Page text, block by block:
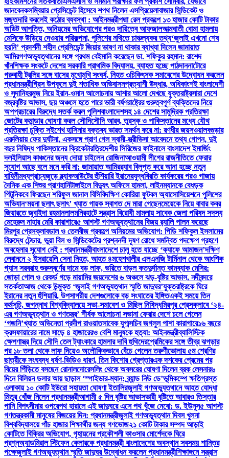
জানবেনকলম্বিয়ার প্রেসিডেন্ট হিসেবে শপথ নিলেন এসপ্রিয়েলাবাজার সিন্ডিকেট ও
মজুতদারি করলেই কঠোর ব্যবস্থা : আইনমন্ত্রীপদ্মা রেল প্রকল্পে ১৩ হাজার কোটি টাকার
অডিট আপত্তি, অনিয়মের অভিযোগের পরও দায়িত্বে আফজালআত্মঘাতী বোমা হামলায়
মেসিকে উড়িয়ে দেওয়ার পরিকল্পনা, পুলিশের নথিতে চাঞ্চল্যকর তথ্য‘জুলাই এখনো শেষ
হয়নি’ প্রদর্শনী শহীদ প্রেসিডেন্ট জিয়ার ভাষণ না থাকার ব্যাখ্যা দিলেন জামায়াত
আমিরগণঅভ্যুত্থানের সঙ্গে প্রথম বেইমানি করেছেন ডা. শফিকুর রহমান: রাশেদ
খাঁনশিক্ষক সংকটে দেশের সরকারি প্রাথমিক বিদ্যালয়, ব্যাহত হচ্ছে পাঠদাননাটোরে
গরুবাহী ট্রলির সঙ্গে বাসের মুখোমুখি সংঘর্ষ, নিহত ৩চিকিৎসক সমাবেশের উদ্বোধন করলেন
প্রধানমন্ত্রীগ্রিস উপকূলে দুই শতাধিক অভিবাসনপ্রত্যাশী উদ্ধার, অধিকাংশই বাংলাদেশী
ও সুদানিহরমুজ নিয়ে ইরান-ওমান আলোচনায় আশার আলো দেখছে যুক্তরাষ্ট্রসারা দেশে
বজ্রবৃষ্টির আভাস, ছয় অঞ্চলে হতে পারে ভারী বর্ষণরাষ্ট্রের গুরুত্বপূর্ণ ব্যক্তিদের নিয়ে
অপপ্রচারের বিরুদ্ধে সতর্ক করল পুলিশবাংলাদেশসহ ১৪ দেশের সামুদ্রিক প্রতিরক্ষা
জোটের কমান্ডার ঘোষণা করল সৌদিসৌদি আরব, তুরস্ক ও পাকিস্তানের মধ্যে যৌথ
প্রতিরক্ষা চুক্তি সইশেখ হাসিনার বক্তব্য ভারত সমর্থন করে না: রণধীর জয়সওয়ালবগুড়ার
এরুলিয়ায় ফের দুর্ঘটনা, একসঙ্গে প্রাণ গেল স্বামী-স্ত্রীভিসা আবেদনে তথ্য গোপন, দুই
বছর নিষিদ্ধ পাকিস্তানের ক্রিকেটারত্রিদেশীয় সিরিজের ফাইনালে বাংলাদেশ ইমার্জিং
দলইলিয়াস কাঞ্চনের জন্য দোয়া চাইলেন রোজিনাআওয়ামী লীগের রাজনীতিতে ফেরার
সুযোগ আছে বলে মনে করি না: জামায়াত আমিরর‍্যাব বিলুপ্ত করে আনা হচ্ছে নতুন
বাহিনীমধ্যপ্রাচ্যজুড়ে ব্ল্যাকআউটের হুঁশিয়ারি ইরানেরযুদ্ধবিরতি কার্যকরের পরও গাজায়
দৈনিক এক শিশুর প্রাণহানিটাঙ্গাইলে বিদ্যুৎ অফিসে হামলা, লাইনম্যানকে বেধড়ক
পিটুনিকবে ফিরছেন শরিফুল জানাল বিসিবিদক্ষিণ কোরিয়া ফুটবল অ্যাসোসিয়েশনে পুলিশের
অভিযান‘ময়না ছলাৎ ছলাৎ’ খ্যাত গায়ক স্বাগত দে মারা গেছেনমেয়েকে নিয়ে বাবার কবর
জিয়ারতে জুবাইদা রহমানলালমনিরহাটে সন্ত্রাস বিরোধী মামলায় সাবেক জেলা পরিষদ সদস্য
মেহেরুন নাহার মেরি কারাগারে৫ আগস্ট গণঅভ্যুত্থানের বিজয় র‍্যালি পালন করেছে
মিরপুর প্রেসক্লাবডাল ও তেলবীজ প্রকল্পে অনিয়মের অভিযোগ: পিডি শফিকুল ইসলামের
বিরুদ্ধে টেন্ডার, ভুয়া বিল ও সিন্ডিকেটের প্রশ্ননদী দূষণ রোধে সমন্বিত পদক্ষেপ গ্রহণে
অবহেলার সুযোগ নেই : প্রধানমন্ত্রীবাংলাদেশে চালু হতে যাচ্ছে ‘ক্যাফে আমাজন’দক্ষিণ
লেবাননে ২ ইসরায়েলি সেনা নিহত, আহত ৪মহেশখালীর এলএনজি টার্মিনাল থেকে আংশিক
গ্যাস সরবরাহ শুরুস্বর্ণের দামে বড় লাফ, ভরিতে বাড়ল কতদুর্দান্ত কামব্যাক মেসির:
জোড়া গোল ও রেকর্ড গড়ে মায়ামির জয়দেশের ৬ অঞ্চলে ঝড়-বৃষ্টির আভাস, নদীবন্দরে
সতর্কতাআজ থেকে উন্মুক্ত ‘জুলাই গণঅভ্যুত্থান স্মৃতি জাদুঘর’যুক্তরাষ্ট্রকে ঘিরে
ইরানের নতুন হুঁশিয়ারি, উপসাগরীয় দেশগুলোকে বড় সংঘাতের ইঙ্গিতএকই সময়ে তিন
কর্মসূচি, জগন্নাথ বিশ্ববিদ্যালয়ে সভা-সমাবেশ ও মিছিল নিষিদ্ধমিরপুর প্রেসক্লাবে ‘২৪-
এর গণঅভ্যুত্থান ও গণতন্ত্র’ শীর্ষক আলোচনা সভানা ফেরার দেশে চলে গেলেন
‘গজনি’খ্যাত অভিনেতা প্রদীপ রাওয়াতসাবেক যুগ্মসচিব জগলুল পাশা কারাগারে১৬ বছরে
ক্রসফায়ারের নামে সাড়ে ৪ হাজারেরও বেশি মানুষকে হত্যা: আইনমন্ত্রীব্যালিস্টিক
ক্ষেপণাস্ত্র দিয়ে সৌদি তেল ট্যাংকারে হামলার দাবি হুথিদেরপ্রেমিকের সঙ্গে তীব্র ঝগড়ার
পর ১৮ তলা থেকে লাফ দিয়েও অলৌকিকভাবে বেঁচে গেলেন তরুণীভোলায় ৫ম শ্রেণির
ছাত্রীকে সংঘবদ্ধ ধর্ষণ-ভিডিও ধারণ, তিন কিশোর গ্রেপ্তারএক দশকের প্রেমের পর
বিয়ের পিঁড়িতে বসছেন রোনালদোরেসলিং থেকে অবসরের ঘোষণা দিলেন ব্রক লেসনার৬
দিনে বিলিয়ন ডলার আয় ছাড়াল ‘স্পাইডার-ম্যান: ব্র্যান্ড নিউ ডে’ভূমিকম্পে ক্ষতিগ্রস্ত
এলাকায় ১০ কোটি ইউরো সহায়তা ঘোষণা ইতালিরজুলাই গণঅভ্যুত্থানে আহত যোদ্ধা
মিতুর খোঁজ নিলেন প্রধানমন্ত্রীআগামী ৫ দিন বৃষ্টির আভাসভারী বৃষ্টিতে আবারও তিস্তার
পানি বিপৎসীমার ওপরেপথ হারালে এই জাদুঘরে এসে পথ খুঁজে নেবো: ড. ইউনূস৫ আগস্ট
গণতন্ত্রকামী মানুষের বিজয়ের দিন: প্রধানমন্ত্রীজুলাই গণঅভ্যুত্থান দিবস খুলনা
বিশ্ববিদ্যালয়ে পাঁচ হাজার শিক্ষার্থীর জন্য গণভোজ২১ কোটি টাকার সম্পদ আড়াই
কোটিতে বিক্রির অভিযোগ, গৃহায়নের প্রকৌশলী কাওসার মোর্শেদকে ঘিরে
প্রশ্নঅ্যাডমিরাল স্টিফেন কেলারকে প্রধানমন্ত্রী বাংলাদেশের অবস্থান সবসময় শান্তির
পক্ষেজুলাই গণঅভ্যুত্থান স্মৃতি জাদুঘর উদ্বোধন করলেন প্রধানমন্ত্রীশিক্ষাঙ্গনে সন্ত্রাস